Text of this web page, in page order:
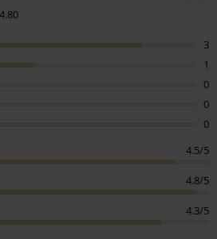
4.80
3
1
0
0
0
4.5/5
4.8/5
4.3/5